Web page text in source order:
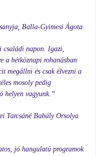
Balla-Gyimesi Ágota
családi napon. Igazi,
a hétköznapi rohanásban
megállni és csak élvezni a
mosoly pedig
helyen vagyunk.”
Tarcsáné Babály Orsolya
jó hangulatú programok